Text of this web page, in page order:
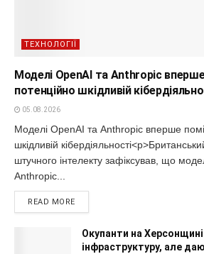
ТЕХНОЛОГІЇ
Моделі OpenAI та Anthropic
потенційно шкідливій
05.08.2026
Моделі OpenAI та Anthropic вперше
шкідливій
штучного інтелекту зафіксував, що
Anthropic...
READ MORE
Окупанти на
інфраструктуру, але